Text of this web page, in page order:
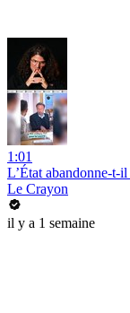
1:01
L’État abandonne-t-
Le Crayon
il y a 1 semaine